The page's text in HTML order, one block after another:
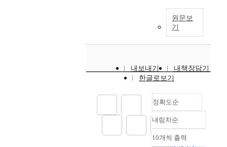
원문보
기
내보내기
내책장담기
한글로보기
정확도순
정확도
순
인기도
내림차순
내림차순
10개씩 출력